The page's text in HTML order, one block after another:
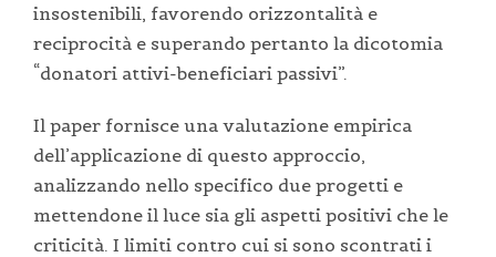
insostenibili, favorendo orizzontalità e
reciprocità e superando pertanto la dicotomia
“donatori attivi-beneficiari passivi”.
Il paper fornisce una valutazione empirica
dell’applicazione di questo approccio,
analizzando nello specifico due progetti e
mettendone il luce sia gli aspetti positivi che le
criticità. I limiti contro cui si sono scontrati i